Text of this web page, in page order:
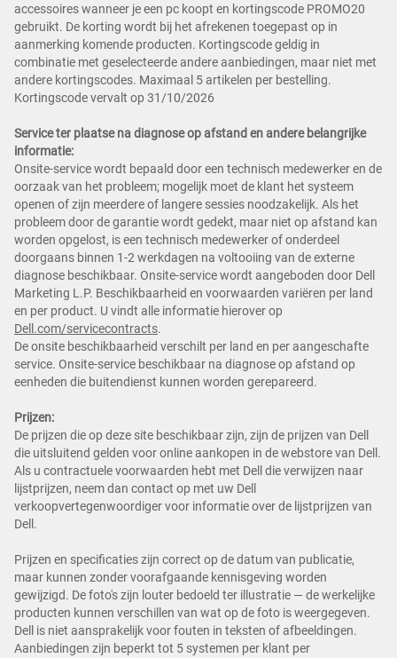
accessoires wanneer je een pc koopt en kortingscode PROMO20
gebruikt. De korting wordt bij het afrekenen toegepast op in
aanmerking komende producten. Kortingscode geldig in
combinatie met geselecteerde andere aanbiedingen, maar niet met
andere kortingscodes. Maximaal 5 artikelen per bestelling.
Kortingscode vervalt op 31/10/2026
Service ter plaatse na diagnose op afstand en andere belangrijke
informatie:
Onsite-service wordt bepaald door een technisch medewerker en de
oorzaak van het probleem; mogelijk moet de klant het systeem
openen of zijn meerdere of langere sessies noodzakelijk. Als het
probleem door de garantie wordt gedekt, maar niet op afstand kan
worden opgelost, is een technisch medewerker of onderdeel
doorgaans binnen 1-2 werkdagen na voltooiing van de externe
diagnose beschikbaar. Onsite-service wordt aangeboden door Dell
Marketing L.P. Beschikbaarheid en voorwaarden variëren per land
en per product. U vindt alle informatie hierover op
Dell.com/servicecontracts.
De onsite beschikbaarheid verschilt per land en per aangeschafte
service. Onsite-service beschikbaar na diagnose op afstand op
eenheden die buitendienst kunnen worden gerepareerd.
Prijzen:
De prijzen die op deze site beschikbaar zijn, zijn de prijzen van Dell
die uitsluitend gelden voor online aankopen in de webstore van Dell.
Als u contractuele voorwaarden hebt met Dell die verwijzen naar
lijstprijzen, neem dan contact op met uw Dell
verkoopvertegenwoordiger voor informatie over de lijstprijzen van
Dell.
Prijzen en specificaties zijn correct op de datum van publicatie,
maar kunnen zonder voorafgaande kennisgeving worden
gewijzigd. De foto's zijn louter bedoeld ter illustratie — de werkelijke
producten kunnen verschillen van wat op de foto is weergegeven.
Dell is niet aansprakelijk voor fouten in teksten of afbeeldingen.
Aanbiedingen zijn beperkt tot 5 systemen per klant per